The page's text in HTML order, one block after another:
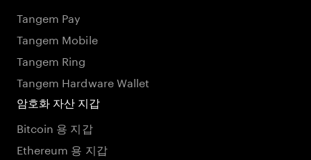
Tangem Pay
Tangem Mobile
Tangem Ring
Tangem Hardware Wallet
암호화 자산 지갑
Bitcoin 용 지갑
Ethereum 용 지갑